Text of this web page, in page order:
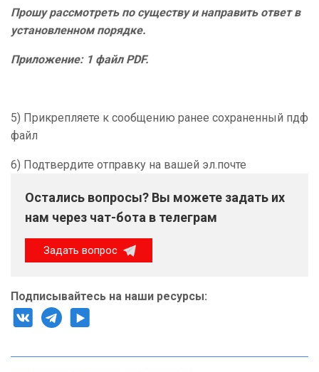
Прошу рассмотреть по существу и направить ответ в
установленном порядке.
Приложение: 1 файл PDF.
5) Прикрепляете к сообщению ранее сохраненный пдф
файл
6) Подтвердите отправку на вашей эл.почте
Остались вопросы? Вы можете задать их
нам через чат-бота в телеграм
Задать вопрос
Подписывайтесь на наши ресурсы: